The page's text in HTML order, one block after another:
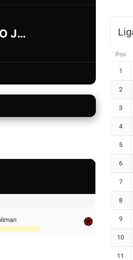
TRASANDINO JUVENIL
Pos
1
2
3
4
5
6
7
8
9
10
11